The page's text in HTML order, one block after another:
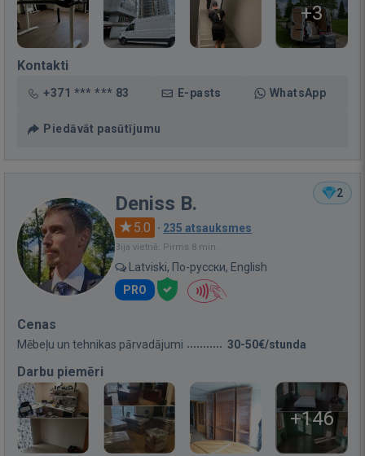
+3
Kontakti
+371 *** *** 83 E-pasts WhatsApp
Piedāvāt pasūtījumu
2
Deniss B.
5.0 · 235 atsauksmes
Bija vietnē: Pirms 8 min.
Latviski, По-русски, English
PRO
Cenas
Mēbeļu un tehnikas pārvadājumi 30-50€/stunda
Darbu piemēri
+146